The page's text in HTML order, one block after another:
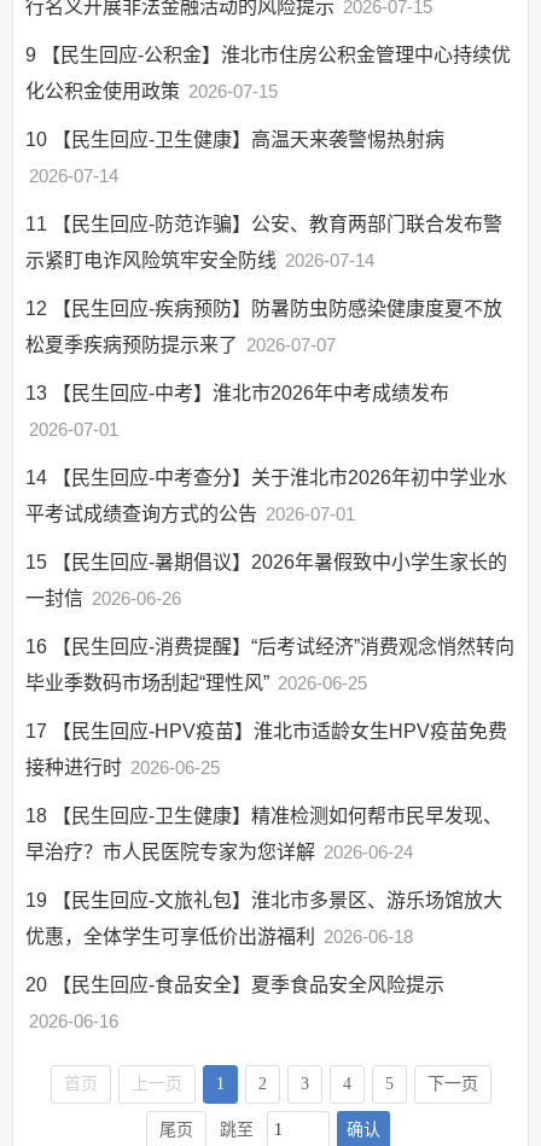
行名义开展非法金融活动的风险提示 2026-07-15
9
【民生回应-公积金】淮北市住房公积金管理中心持续优
化公积金使用政策 2026-07-15
10
【民生回应-卫生健康】高温天来袭警惕热射病
2026-07-14
11
【民生回应-防范诈骗】公安、教育两部门联合发布警
示紧盯电诈风险筑牢安全防线 2026-07-14
12
【民生回应-疾病预防】防暑防虫防感染健康度夏不放
松夏季疾病预防提示来了 2026-07-07
13
【民生回应-中考】淮北市2026年中考成绩发布
2026-07-01
14
【民生回应-中考查分】关于淮北市2026年初中学业水
平考试成绩查询方式的公告 2026-07-01
15
【民生回应-暑期倡议】2026年暑假致中小学生家长的
一封信 2026-06-26
16
【民生回应-消费提醒】“后考试经济”消费观念悄然转向
毕业季数码市场刮起“理性风” 2026-06-25
17
【民生回应-HPV疫苗】淮北市适龄女生HPV疫苗免费
接种进行时 2026-06-25
18
【民生回应-卫生健康】精准检测如何帮市民早发现、
早治疗？市人民医院专家为您详解 2026-06-24
19
【民生回应-文旅礼包】淮北市多景区、游乐场馆放大
优惠，全体学生可享低价出游福利
2026-06-18
20
【民生回应-食品安全】夏季食品安全风险提示
2026-06-16
首页 上一页 1 2 3 4 5 下一页
尾页 跳至 确认